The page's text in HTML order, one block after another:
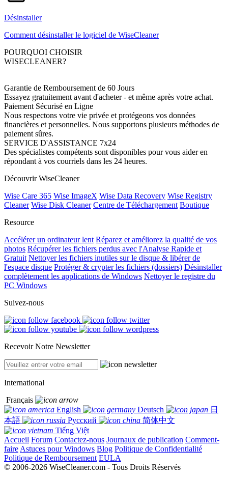
Désinstaller
Comment désinstaller le logiciel de WiseCleaner
POURQUOI CHOISIR
WISECLEANER?
Garantie de Remboursement de 60 Jours
Essayez gratuitement avant d'acheter - et même après votre achat.
Paiement Sécurisé en Ligne
Nous respectons votre vie privée et protégeons vos données
financières et personnelles. Nous supportons plusieurs méthodes de
paiement sûres.
SERVICE D'ASSISTANCE 7x24
Des spécialistes compétents sont disponibles pour vous aider en
répondant à vos courriels dans les 24 heures.
Découvrir WiseCleaner
Wise Care 365 Wise ImageX Wise Data Recovery Wise Registry
Cleaner Wise Disk Cleaner Centre de Téléchargement Boutique
Resource
Accélérer un ordinateur lent Réparez et améliorez la qualité de vos
photos Récupérer les fichiers perdus avec l'Analyse Rapide et
Gratuit Nettoyer les fichiers inutiles sur le disque & libérer de
l'espace disque Protéger & crypter les fichiers (dossiers) Désinstaller
complètement les applications de Windows Nettoyer le registre du
PC Windows
Suivez-nous
Recevoir Notre Newsletter
International
Français
English
Deutsch
日
本語
Русский
简体中文
Tiếng Việt
Accueil Forum Contactez-nous Journaux de publication Comment-
faire Astuces pour Windows Blog Politique de Confidentialité
Politique de Remboursement EULA
© 2006-2026 WiseCleaner.com - Tous Droits Réservés